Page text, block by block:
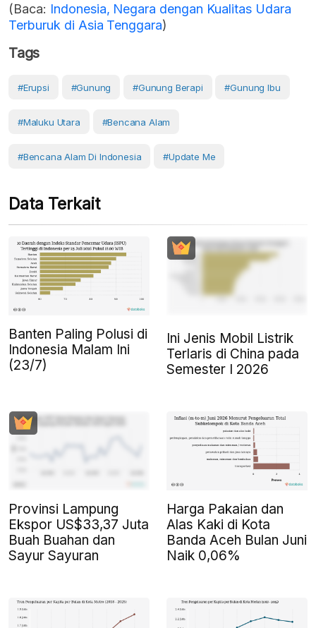
(Baca: Indonesia, Negara dengan Kualitas Udara
Terburuk di Asia Tenggara)
Tags
#erupsi #Gunung #gunung Berapi #Gunung Ibu
#Maluku Utara #Bencana Alam
#Bencana Alam Di Indonesia #Update Me
Data Terkait
Banten Paling Polusi di
Indonesia Malam Ini
(23/7)
Ini Jenis Mobil Listrik
Terlaris di China pada
Semester I 2026
Provinsi Lampung
Ekspor US$33,37 Juta
Buah Buahan dan
Sayur Sayuran
Harga Pakaian dan
Alas Kaki di Kota
Banda Aceh Bulan Juni
Naik 0,06%